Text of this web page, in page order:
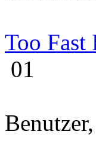
Too Fast
01